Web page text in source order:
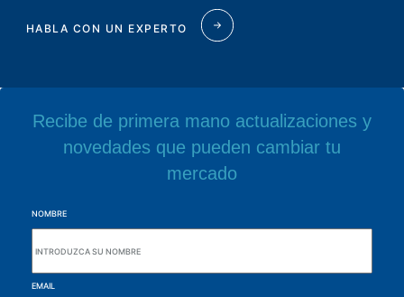
HABLA CON UN EXPERTO
Recibe de primera mano actualizaciones y
novedades que pueden cambiar tu
mercado
NOMBRE
EMAIL